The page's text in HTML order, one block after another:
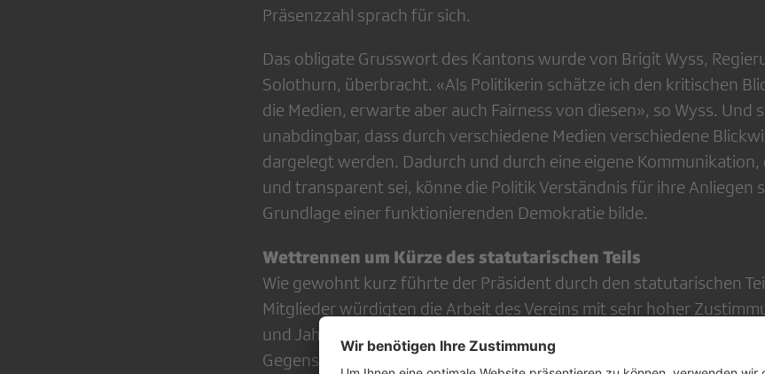
Präsenzzahl sprach für sich.
Das obligate Grusswort des Kantons wurde von Brigit Wyss,
Solothurn, überbracht. «Als Politikerin schätze ich den kritischen
die Medien, erwarte aber auch Fairness von diesen», so Wyss. Und
unabdingbar, dass durch verschiedene Medien verschiedene
dargelegt werden. Dadurch und durch eine eigene
und transparent sei, könne die Politik Verständnis für ihre Anliegen
Grundlage einer funktionierenden Demokratie bilde.
Wettrennen um Kürze des statutarischen Teils
Wie gewohnt kurz führte der Präsident durch den statutarischen
Mitglieder würdigten die Arbeit des Vereins mit sehr hoher
und Jahresrechnung und erteilten dem Vorstand Decharge.
Gegenstimmen wurden die Revisionsstelle wiedergewählt und die